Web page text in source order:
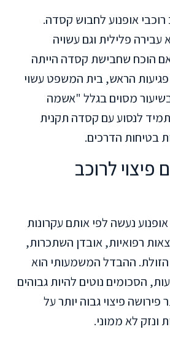
אופנוע לחבוש קסדה.
פלילית וגם עשויה
הוכח שחבישת קסדה הייתה
הראש, בית המשפט עשוי
מסוים בגלל "אשמה
לנסוע עם קסדה תקנית
בטיחות הדרכים.
לרוכב
נעשה לפי אותם עקרונות
רפואיות, אובדן השתכרות,
הזולת. ההבדל המשמעותי הוא
הסכומים נוטים להיות גבוהים
פירושה פיצוי גבוה יותר על
ונזק לא ממוני.